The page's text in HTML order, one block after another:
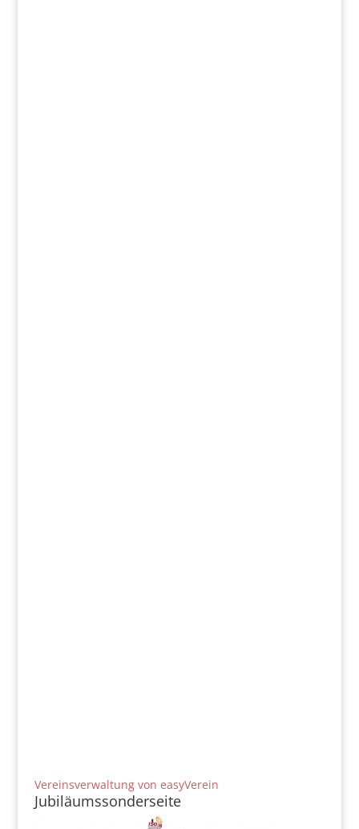
Vereinsverwaltung von easyVerein
Jubiläumssonderseite